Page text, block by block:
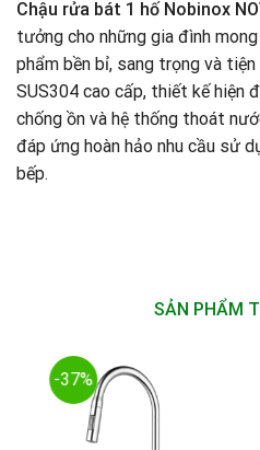
Chậu rửa bát 1 hố Nobinox
tưởng cho những gia đình
phẩm bền bỉ, sang trọng và
SUS304 cao cấp, thiết kế hiện
chống ồn và hệ thống thoát
đáp ứng hoàn hảo nhu cầu sử
bếp.
SẢN PHẨM
-37%